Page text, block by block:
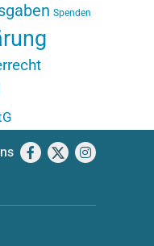
Spenden
Facebook
X Instagram